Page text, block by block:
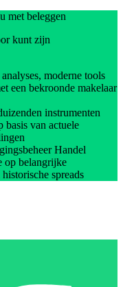
met beleggen
kunt zijn
moderne tools
een bekroonde makelaar
instrumenten
basis van actuele
Handel
op belangrijke
spreads